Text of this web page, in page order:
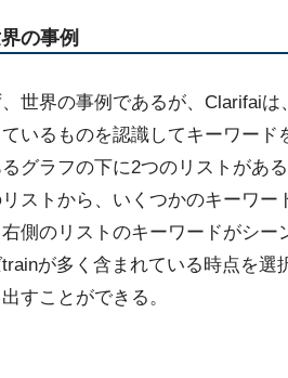
の事例
、世界の事例であるが、Clarifaiは
いるものを認識してキーワー
グラフの下に2つのリストがあ
ストから、いくつかのキーワ
側のリストのキーワードがシー
trainが多く含まれている時点を
すことができる。